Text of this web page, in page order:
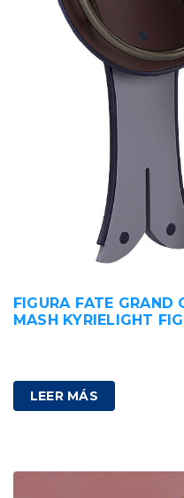
FIGURA FATE GRAND
MASH KYRIELIGHT
LEER MÁS